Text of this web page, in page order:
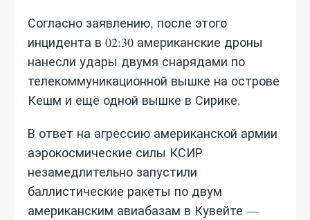
Согласно заявлению, после этого
инцидента в 02:30 американские дроны
нанесли удары двумя снарядами по
телекоммуникационной вышке на острове
Кешм и ещё одной вышке в Сирике.
В ответ на агрессию американской армии
аэрокосмические силы КСИР
незамедлительно запустили
баллистические ракеты по двум
американским авиабазам в Кувейте —